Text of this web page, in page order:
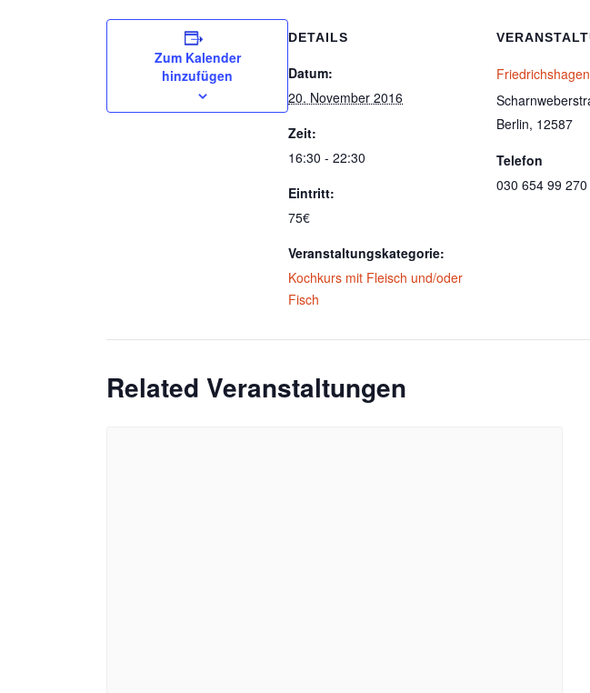
Zum Kalender
hinzufügen
DETAILS
Datum:
20. November 2016
Zeit:
16:30 - 22:30
Eintritt:
75€
Veranstaltungskategorie:
Kochkurs mit Fleisch und/oder
Fisch
Berlin, 12587
Telefon
030 654 99 270
Related Veranstaltungen